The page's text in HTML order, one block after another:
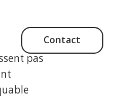
Contact
pas